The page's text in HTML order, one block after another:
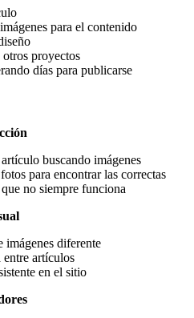
para el contenido
proyectos
días para publicarse
buscando imágenes
para encontrar las correctas
no siempre funciona
imágenes diferente
artículos
en el sitio